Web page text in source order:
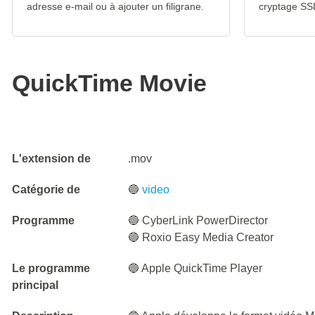
adresse e-mail ou à ajouter un filigrane. cryptage
QuickTime Movie
L'extension de .mov
Catégorie de 🔵video
Programme
🔵 CyberLink PowerDirector
🔵 Roxio Easy Media Creator
Le programme
principal
🔵 Apple QuickTime Player